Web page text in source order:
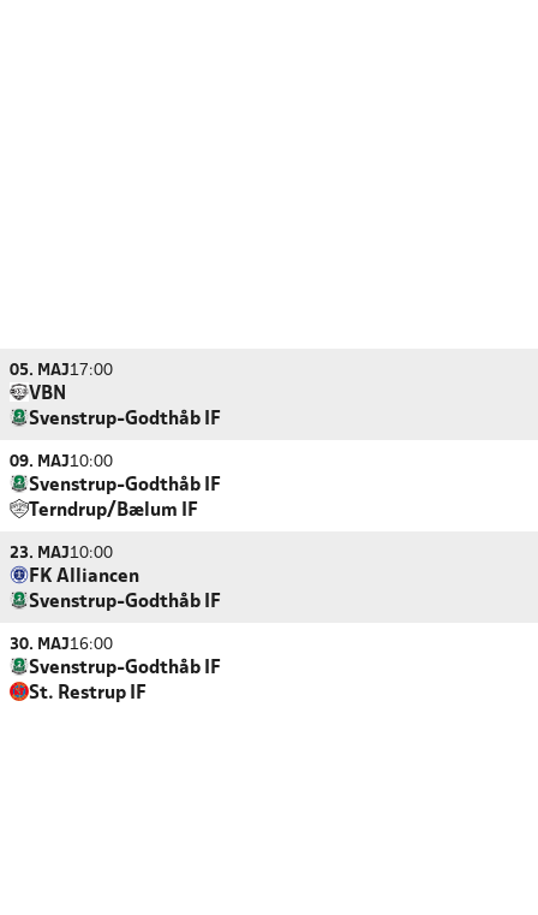
05. MAJ17:00
VBN
Svenstrup-Godthåb IF
09. MAJ10:00
Svenstrup-Godthåb IF
Terndrup/Bælum IF
23. MAJ10:00
FK Alliancen
Svenstrup-Godthåb IF
30. MAJ16:00
Svenstrup-Godthåb IF
St. Restrup IF